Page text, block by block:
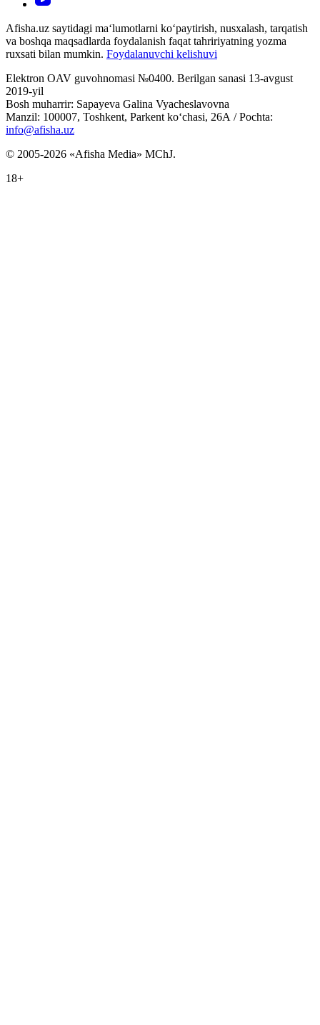
Afisha.uz saytidagi ma‘lumotlarni ko‘paytirish, nusxalash, tarqatish
va boshqa maqsadlarda foydalanish faqat tahririyatning yozma
ruxsati bilan mumkin. Foydalanuvchi kelishuvi
Elektron OAV guvohnomasi №0400. Berilgan sanasi 13-avgust
2019-yil
Bosh muharrir: Sapayeva Galina Vyacheslavovna
Manzil: 100007, Toshkent, Parkent ko‘chasi, 26А / Pochta:
info@afisha.uz
© 2005-2026 «Afisha Media» MChJ.
18+